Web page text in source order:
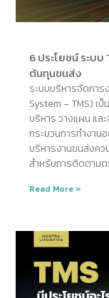
6 ประโยชน์ ระบ
ต้นทุนขนส่ง
ระบบบริหารจัดกา
System – TMS) เ
บริหาร วางแผน แล
กระบวนการทำงาน
บริหารงานขนส่งค
สำหรับการติดตาม
Read More »